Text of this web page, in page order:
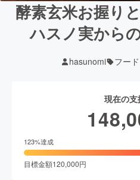
酵素玄米お握り
ハスノ実から
hasunomi フー
現在の
123%達成
目標金額120,000円